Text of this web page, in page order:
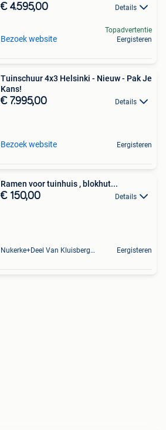
€ 4.595,00 Details
Bezoek website
Topadvertentie
Eergisteren
Tuinschuur 4x3 Helsinki - Nieuw - Pak Je
Kans!
€ 7.995,00 Details
Bezoek website Eergisteren
Ramen voor tuinhuis , blokhut...
€ 150,00 Details
Nukerke+Deel Van Kluisbergen Eergisteren